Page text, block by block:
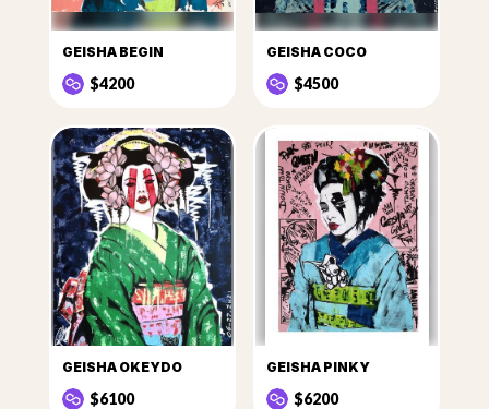
GEISHA BEGIN
$4200
GEISHA COCO
$4500
GEISHA OKEYDO
$6100
GEISHA PINKY
$6200